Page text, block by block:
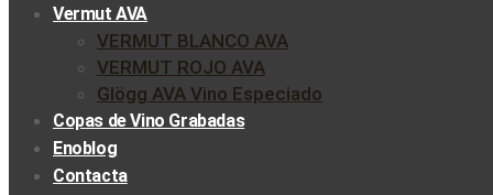
Vermut AVA
VERMUT BLANCO AVA
VERMUT ROJO AVA
Glögg AVA Vino Especiado
Copas de Vino Grabadas
Enoblog
Contacta